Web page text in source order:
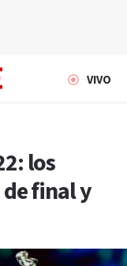
VIVO
los
final y